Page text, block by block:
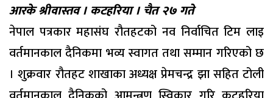
आरके श्रीवास्तव । कटहरिया । चैत २७ गते
नेपाल पत्रकार महासंघ रौतहटको नव निर्वाचित टिम लाइ
वर्तमानकाल दैनिकमा भव्य स्वागत तथा सम्मान गरिएको छ
। शुक्रवार रौतहट शाखाका अध्यक्ष प्रेमचन्द्र झा सहित टोली